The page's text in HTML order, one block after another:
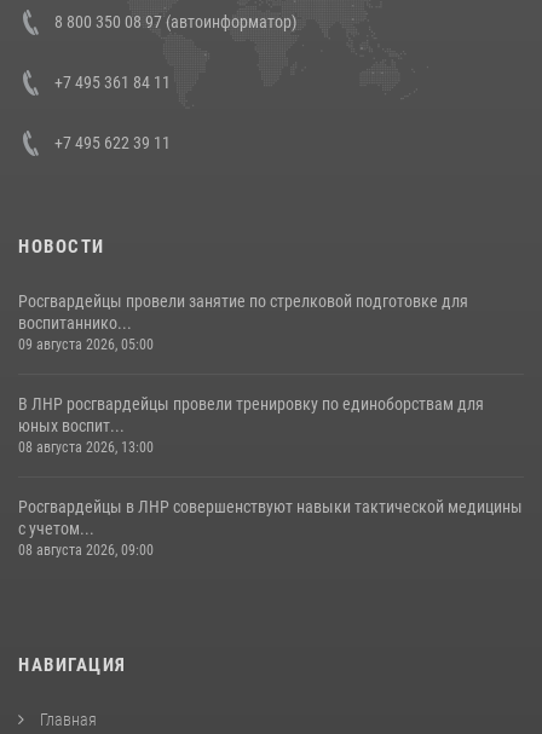
генерала армии Виктора Золотова с заместителем полномочного
представителя Президента Российской Федерации в Северо-
Кавказском федеральном округе Виталием Кузнецовым
8 800 350 08 97 (автоинформатор)
+7 495 361 84 11
+7 495 622 39 11
НОВОСТИ
Росгвардейцы провели занятие по стрелковой подготовке для
воспитаннико...
09 августа 2026, 05:00
В ЛНР росгвардейцы провели тренировку по единоборствам для
юных воспит...
08 августа 2026, 13:00
Росгвардейцы в ЛНР совершенствуют навыки тактической медицины
с учетом...
08 августа 2026, 09:00
НАВИГАЦИЯ
Главная